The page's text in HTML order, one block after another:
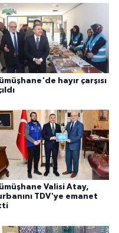
hayır çarşısı
Valisi Atay,
TDV'ye emanet